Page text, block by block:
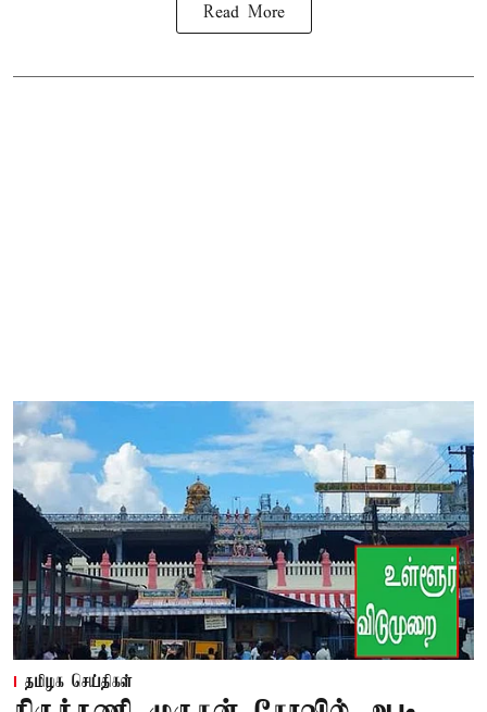
Read More
தமிழக செய்திகள்